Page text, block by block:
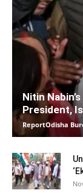
Nitin
President,
ReportOdisha